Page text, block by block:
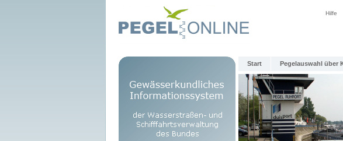
Hilfe
Start Pegelauswahl über